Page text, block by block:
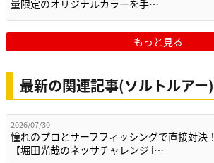
量限定のオリジナルカラーを手…
もっと見る
最新の関連記事(ソルトルアー)
2026/07/30
憧れのプロとサーフフィッシングで直接対決！
【堀田光哉のネッサチャレンジ i…